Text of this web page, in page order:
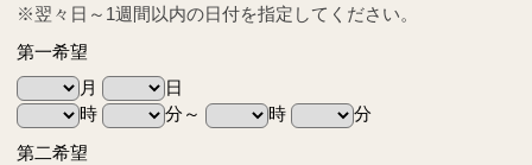
※翌々日～1週間以内の日付を指定してください。
第一希望
月
日
時
分～ 時
分
第二希望